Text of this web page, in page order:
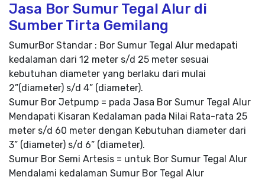
Jasa Bor Sumur Tegal Alur di
Sumber Tirta Gemilang
SumurBor Standar : Bor Sumur Tegal Alur medapati
kedalaman dari 12 meter s/d 25 meter sesuai
kebutuhan diameter yang berlaku dari mulai
2”(diameter) s/d 4” (diameter).
Sumur Bor Jetpump = pada Jasa Bor Sumur Tegal Alur
Mendapati Kisaran Kedalaman pada Nilai Rata-rata 25
meter s/d 60 meter dengan Kebutuhan diameter dari
3” (diameter) s/d 6” (diameter).
Sumur Bor Semi Artesis = untuk Bor Sumur Tegal Alur
Mendalami kedalaman Sumur Bor Tegal Alur